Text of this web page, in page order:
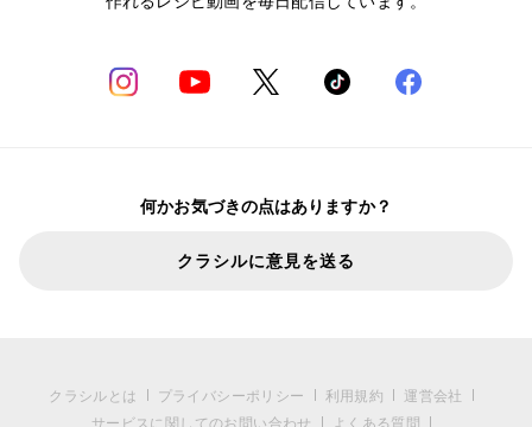
何かお気づきの点はありますか？
クラシルに意見を送る
クラシルとは プライバシーポリシー 利用規約
運営会社
サービスに関してのお問い合わせ
よくある質問